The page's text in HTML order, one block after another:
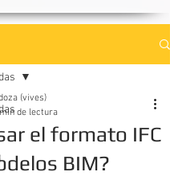
el formato IFC
BIM?
(vives)
de lectura